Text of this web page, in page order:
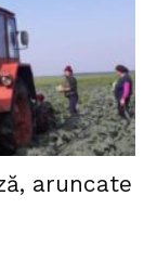
aruncate